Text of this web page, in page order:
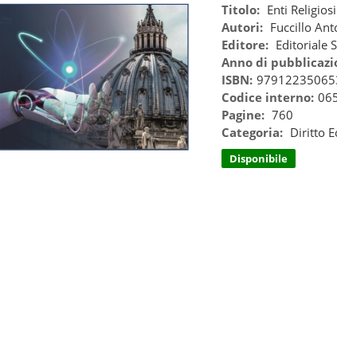
Titolo: Enti
Autori: Fuccillo
Editore: Editoriale
Anno di
ISBN:
Codice interno:
Pagine: 760
Categoria: Diritto
Disponibile